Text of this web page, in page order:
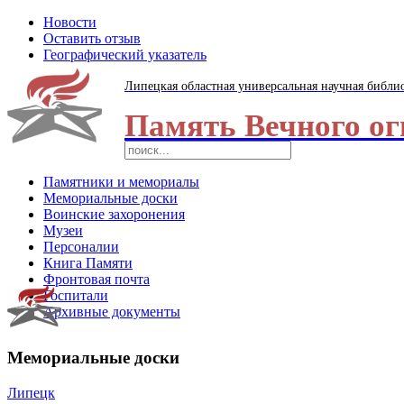
Новости
Оставить отзыв
Географический указатель
Липецкая областная универсальная научная
Память Вечного
Памятники и мемориалы
Мемориальные доски
Воинские захоронения
Музеи
Персоналии
Книга Памяти
Фронтовая почта
Госпитали
Архивные документы
Мемориальные доски
Липецк